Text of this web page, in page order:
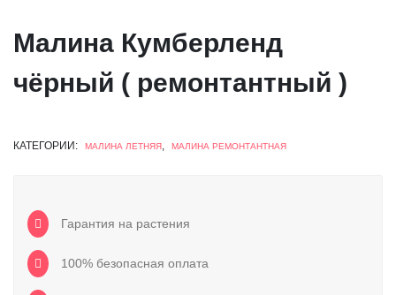
Малина Кумберленд
чёрный ( ремонтантный )
КАТЕГОРИИ: МАЛИНА ЛЕТНЯЯ МАЛИНА РЕМОНТАНТНАЯ
Гарантия на растения
100% безопасная оплата